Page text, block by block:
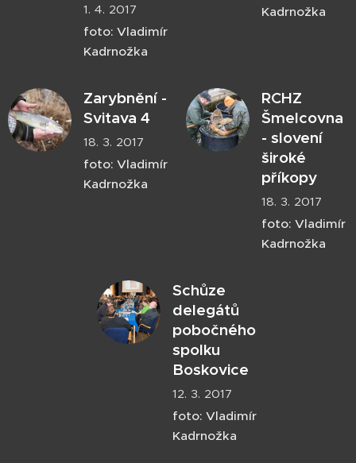
1. 4. 2017
foto: Vladimír
Kadrnožka
Kadrnožka
Zarybnění -
Svitava 4
18. 3. 2017
foto: Vladimír
Kadrnožka
RCHZ
Šmelcovna
- slovení
široké
příkopy
18. 3. 2017
foto: Vladimír
Kadrnožka
Schůze
delegátů
pobočného
spolku
Boskovice
12. 3. 2017
foto: Vladimír
Kadrnožka